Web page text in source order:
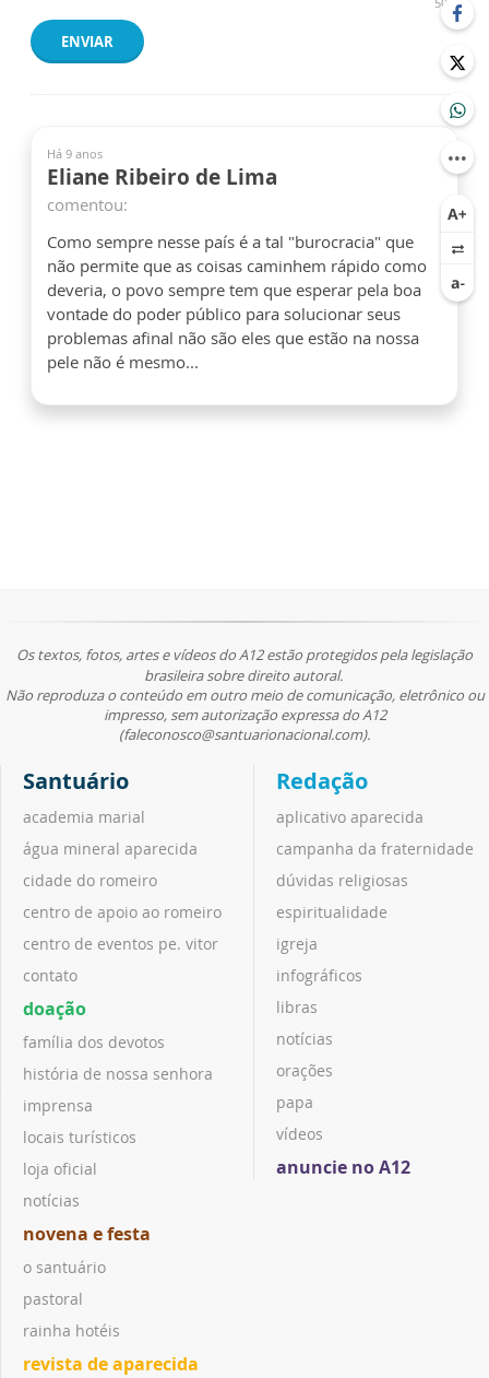
ENVIAR
Há 9 anos
Eliane Ribeiro de Lima
comentou:
Como sempre nesse país é a tal "burocracia" que
não permite que as coisas caminhem rápido como
deveria, o povo sempre tem que esperar pela boa
vontade do poder público para solucionar seus
problemas afinal não são eles que estão na nossa
pele não é mesmo...
Os textos, fotos, artes e vídeos do A12 estão protegidos pela legislação
brasileira sobre direito autoral.
Não reproduza o conteúdo em outro meio de comunicação, eletrônico ou
impresso, sem autorização expressa do A12
(faleconosco@santuarionacional.com).
Santuário
academia marial
água mineral aparecida
cidade do romeiro
centro de apoio ao romeiro
centro de eventos pe. vitor
contato
doação
família dos devotos
história de nossa senhora
imprensa
locais turísticos
loja oficial
notícias
novena e festa
o santuário
pastoral
rainha hotéis
revista de aparecida
Redação
aplicativo aparecida
campanha da fraternidade
dúvidas religiosas
espiritualidade
igreja
infográficos
libras
notícias
orações
papa
vídeos
anuncie no A12